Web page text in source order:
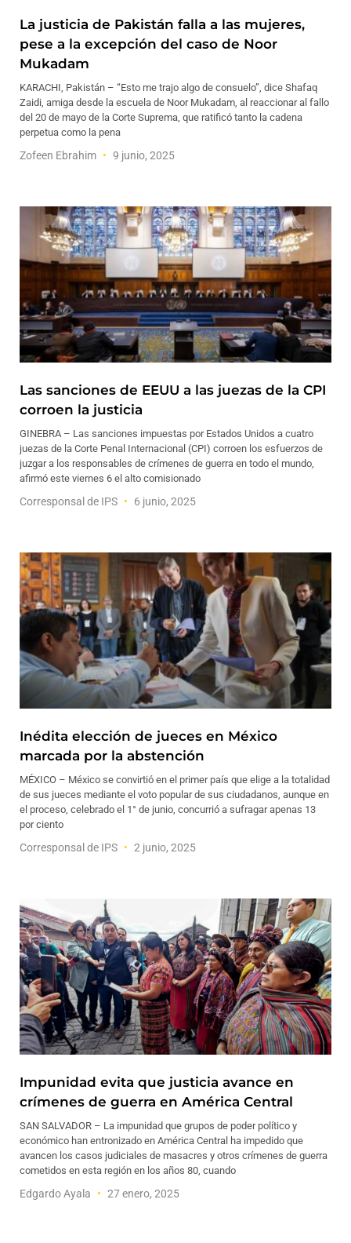
La justicia de Pakistán falla a las mujeres,
pese a la excepción del caso de Noor
Mukadam
KARACHI, Pakistán – “Esto me trajo algo de consuelo”, dice Shafaq
Zaidi, amiga desde la escuela de Noor Mukadam, al reaccionar al fallo
del 20 de mayo de la Corte Suprema, que ratificó tanto la cadena
perpetua como la pena
Zofeen Ebrahim 9 junio, 2025
Las sanciones de EEUU a las juezas de la CPI
corroen la justicia
GINEBRA – Las sanciones impuestas por Estados Unidos a cuatro
juezas de la Corte Penal Internacional (CPI) corroen los esfuerzos de
juzgar a los responsables de crímenes de guerra en todo el mundo,
afirmó este viernes 6 el alto comisionado
Corresponsal de IPS 6 junio, 2025
Inédita elección de jueces en México
marcada por la abstención
MÉXICO – México se convirtió en el primer país que elige a la totalidad
de sus jueces mediante el voto popular de sus ciudadanos, aunque en
el proceso, celebrado el 1° de junio, concurrió a sufragar apenas 13
por ciento
Corresponsal de IPS 2 junio, 2025
Impunidad evita que justicia avance en
crímenes de guerra en América Central
SAN SALVADOR – La impunidad que grupos de poder político y
económico han entronizado en América Central ha impedido que
avancen los casos judiciales de masacres y otros crímenes de guerra
cometidos en esta región en los años 80, cuando
Edgardo Ayala 27 enero, 2025